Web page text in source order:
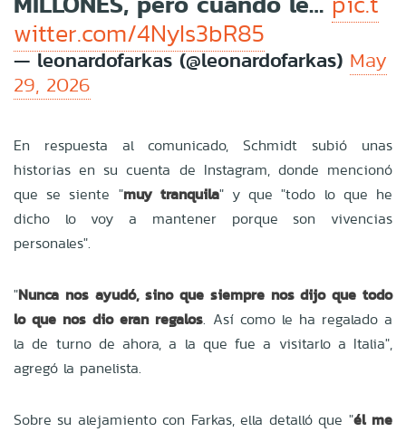
witter.com/4NyIs3bR85
— leonardofarkas (@leonardofarkas) May
29, 2026
En respuesta al comunicado, Schmidt subió unas
historias en su cuenta de Instagram, donde mencionó
que se siente "muy tranquila" y que "todo lo que he
dicho lo voy a mantener porque son vivencias
personales".
"Nunca nos ayudó, sino que siempre nos dijo que todo
lo que nos dio eran regalos. Así como le ha regalado a
la de turno de ahora, a la que fue a visitarlo a Italia",
agregó la panelista.
Sobre su alejamiento con Farkas, ella detalló que "él me